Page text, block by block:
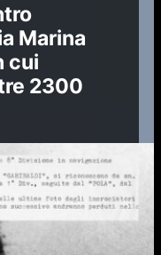
Marina
cui
2300